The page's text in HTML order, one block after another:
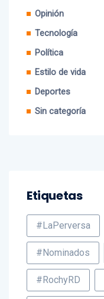
Opinión
Tecnología
Política
Estilo de vida
Deportes
Sin categoría
Etiquetas
#LaPerversa
#Nominados
#RochyRD